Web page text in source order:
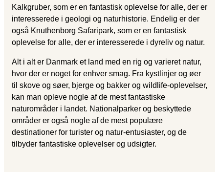
Kalkgruber, som er en fantastisk oplevelse for alle, der er
interesserede i geologi og naturhistorie. Endelig er der
også Knuthenborg Safaripark, som er en fantastisk
oplevelse for alle, der er interesserede i dyreliv og natur.
Alt i alt er Danmark et land med en rig og varieret natur,
hvor der er noget for enhver smag. Fra kystlinjer og øer
til skove og søer, bjerge og bakker og wildlife-oplevelser,
kan man opleve nogle af de mest fantastiske
naturområder i landet. Nationalparker og beskyttede
områder er også nogle af de mest populære
destinationer for turister og natur-entusiaster, og de
tilbyder fantastiske oplevelser og udsigter.